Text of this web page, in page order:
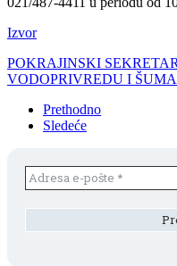
Izvor
POKRAJINSKI
VODOPRIVREDU I
Prethodno
Sledeće